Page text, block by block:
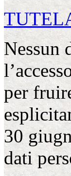
Nessun
per
30
dati